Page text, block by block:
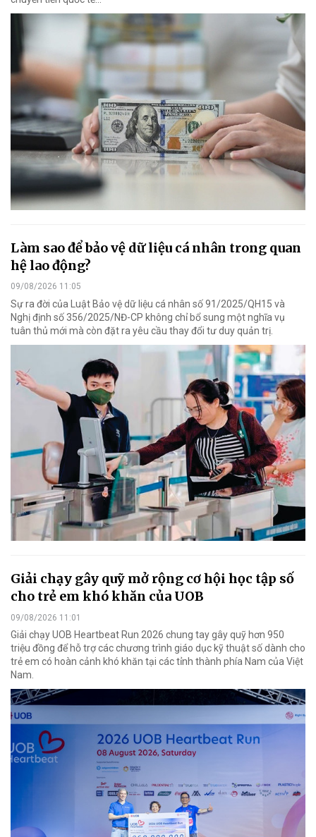
Làm sao để bảo vệ dữ liệu cá nhân trong quan
hệ lao động?
09/08/2026 11:05
Sự ra đời của Luật Bảo vệ dữ liệu cá nhân số 91/2025/QH15 và
Nghị định số 356/2025/NĐ-CP không chỉ bổ sung một nghĩa vụ
tuân thủ mới mà còn đặt ra yêu cầu thay đổi tư duy quản trị.
Giải chạy gây quỹ mở rộng cơ hội học tập số
cho trẻ em khó khăn của UOB
09/08/2026 11:01
Giải chạy UOB Heartbeat Run 2026 chung tay gây quỹ hơn 950
triệu đồng để hỗ trợ các chương trình giáo dục kỹ thuật số dành cho
trẻ em có hoàn cảnh khó khăn tại các tỉnh thành phía Nam của Việt
Nam.